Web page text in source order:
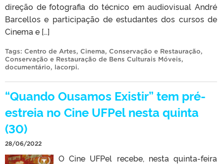
direção de fotografia do técnico em audiovisual André
Barcellos e participação de estudantes dos cursos de
Cinema e […]
Tags: Centro de Artes, Cinema, Conservação e Restauração,
Conservação e Restauração de Bens Culturais Móveis,
documentário, lacorpi.
“Quando Ousamos Existir” tem pré-
estreia no Cine UFPel nesta quinta
(30)
28/06/2022
O Cine UFPel recebe, nesta quinta-feira